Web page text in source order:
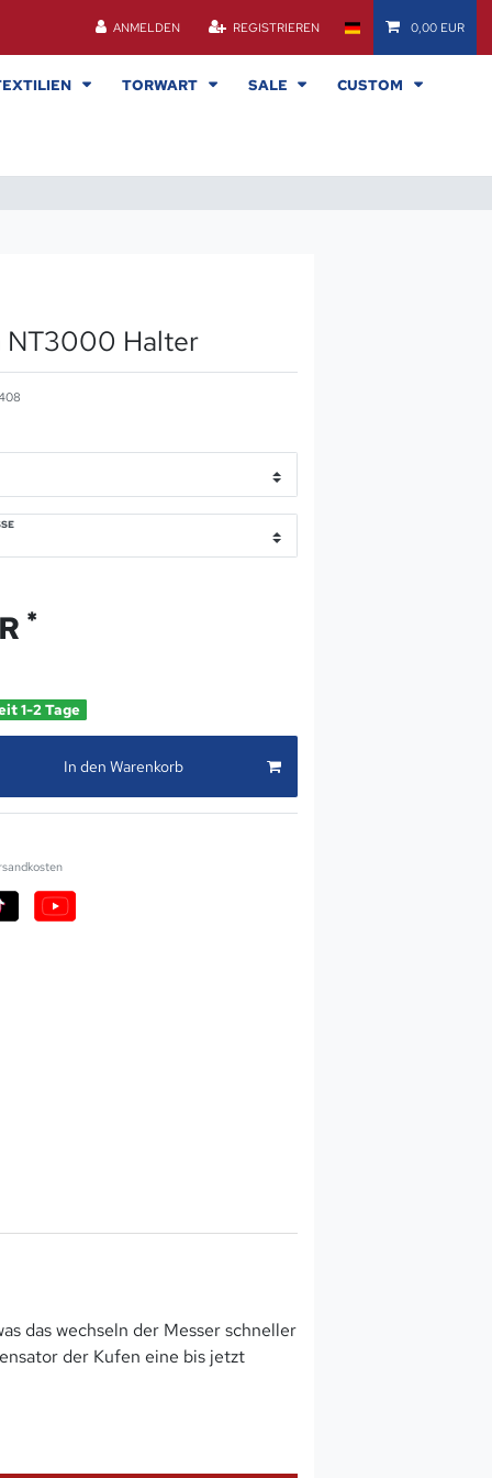
ANMELDEN REGISTRIEREN 0,00 EUR
TORWART SALE CUSTOM
NT3000 Halter
*
1-2 Tage
In den Warenkorb
das wechseln der Messer schneller
der Kufen eine bis jetzt